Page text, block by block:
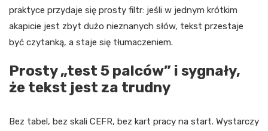
praktyce przydaje się prosty filtr: jeśli w jednym krótkim
akapicie jest zbyt dużo nieznanych słów, tekst przestaje
być czytanką, a staje się tłumaczeniem.
Prosty „test 5 palców” i sygnały,
że tekst jest za trudny
Bez tabel, bez skali CEFR, bez kart pracy na start. Wystarczy